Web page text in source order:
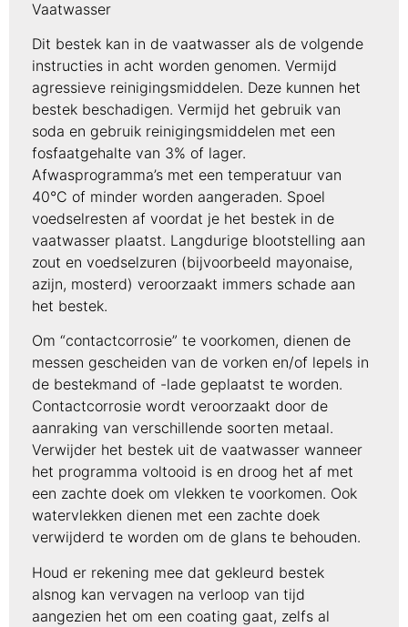
Vaatwasser
Dit bestek kan in de vaatwasser als de volgende
instructies in acht worden genomen. Vermijd
agressieve reinigingsmiddelen. Deze kunnen het
bestek beschadigen. Vermijd het gebruik van
soda en gebruik reinigingsmiddelen met een
fosfaatgehalte van 3% of lager.
Afwasprogramma’s met een temperatuur van
40°C of minder worden aangeraden. Spoel
voedselresten af voordat je het bestek in de
vaatwasser plaatst. Langdurige blootstelling aan
zout en voedselzuren (bijvoorbeeld mayonaise,
azijn, mosterd) veroorzaakt immers schade aan
het bestek.
Om “contactcorrosie” te voorkomen, dienen de
messen gescheiden van de vorken en/of lepels in
de bestekmand of -lade geplaatst te worden.
Contactcorrosie wordt veroorzaakt door de
aanraking van verschillende soorten metaal.
Verwijder het bestek uit de vaatwasser wanneer
het programma voltooid is en droog het af met
een zachte doek om vlekken te voorkomen. Ook
watervlekken dienen met een zachte doek
verwijderd te worden om de glans te behouden.
Houd er rekening mee dat gekleurd bestek
alsnog kan vervagen na verloop van tijd
aangezien het om een coating gaat, zelfs al